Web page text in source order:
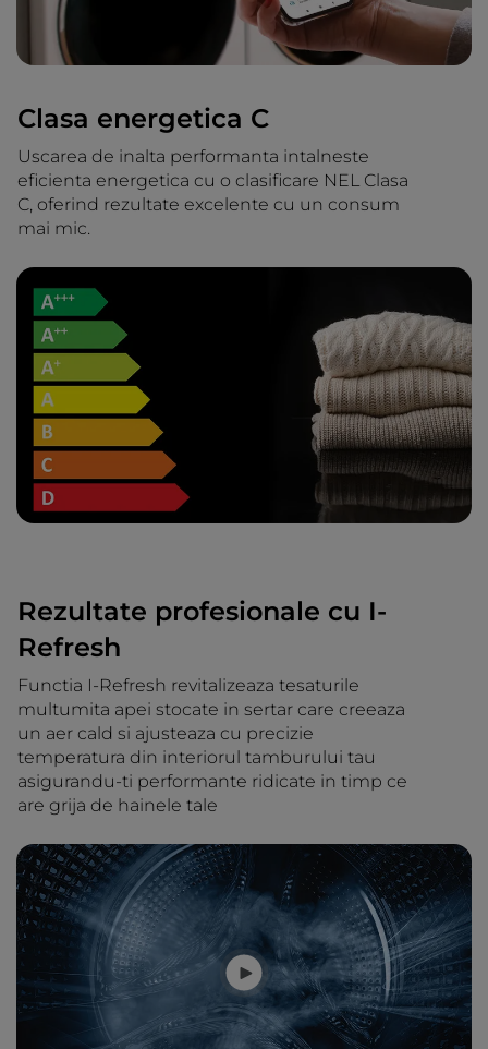
Clasa energetica C
Uscarea de inalta performanta intalneste
eficienta energetica cu o clasificare NEL Clasa
C, oferind rezultate excelente cu un consum
mai mic.
Rezultate profesionale cu I-
Refresh
Functia I-Refresh revitalizeaza tesaturile
multumita apei stocate in sertar care creeaza
un aer cald si ajusteaza cu precizie
temperatura din interiorul tamburului tau
asigurandu-ti performante ridicate in timp ce
are grija de hainele tale